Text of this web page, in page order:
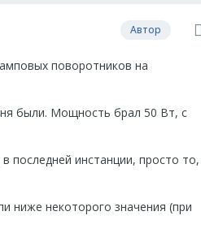
Автор
поворотников на
были. Мощность брал 50 Вт, с
последней инстанции, просто то,
ниже некоторого значения (при